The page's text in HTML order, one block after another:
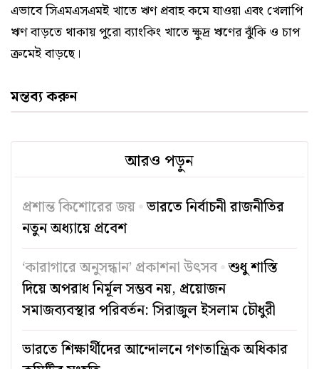
এভাবে সিএমএসএমই খাতে ঋণ প্রবাহ কমে যাওয়া এবং খেলাপি
ঋণ বাড়তে থাকায় পুরো ব্যাংকিং খাতে ক্ষুদ্র ঋণের ঝুঁকি ও চাপ
ক্রমেই বাড়ছে।
মন্তব্য করুন
আরও পড়ুন
প্রশান্ত কিশোরের জয় ভারতে নির্বাচনী রাজনীতির
নতুন অধ্যায়ে প্রবেশ
‘কারাগারে অনুসন্ধান’ প্রকাশনা উৎসব শুধু শাস্তি
দিয়ে অপরাধ নির্মূল সম্ভব নয়, প্রয়োজন
সমাজব্যবস্থার পরিবর্তন: সিরাজুল ইসলাম চৌধুরী
ভারতে শিক্ষার্থীদের আন্দোলনে গণতান্ত্রিক অধিকার